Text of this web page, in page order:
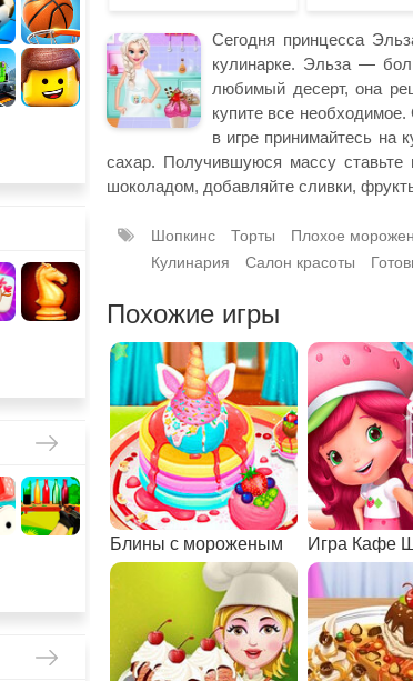
Сегодня принцесса
кулинарке. Эльза —
любимый десерт, она
купите все
в игре принимайтесь на
сахар. Получившуюся массу ставьте
шоколадом, добавляйте сливки,
Шопкинс Торты Плохое
Кулинария
Салон красоты
Похожие игры
Блины с мороженым